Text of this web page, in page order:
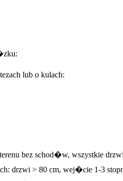
lub o kulach:
bez schod�w, wszystkie
drzwi > 80 cm, wej�cie 1-3